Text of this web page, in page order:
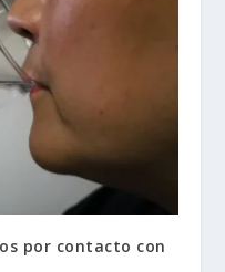
por contacto con